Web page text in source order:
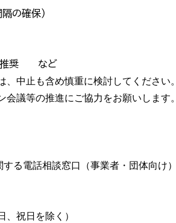
の確保）
奨 など
中止も含め慎重に検討してください。
議等の推進にご協力をお願いします。
る電話相談窓口（事業者・団体向け）
、祝日を除く）